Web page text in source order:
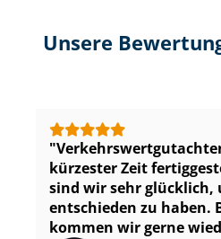
Unsere
kürzester Zeit
sind wir sehr glücklich,
entschieden zu haben.
kommen wir gerne